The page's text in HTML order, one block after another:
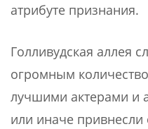
атрибуте признания.
Голливудская аллея
огромным
лучшими актерами и
или иначе